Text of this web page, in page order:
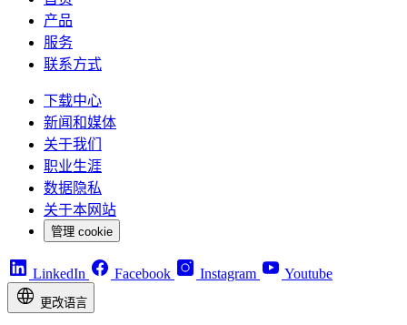
产品
服务
联系方式
下载中心
新闻和媒体
关于我们
职业生涯
数据隐私
关于本网站
管理 cookie
LinkedIn Facebook Instagram Youtube
更改语言